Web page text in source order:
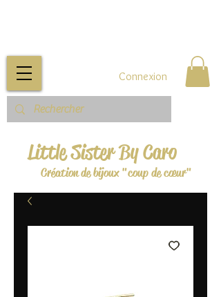
Little Sister By Caro
Création de bijoux "coup de cœur"
Connexion